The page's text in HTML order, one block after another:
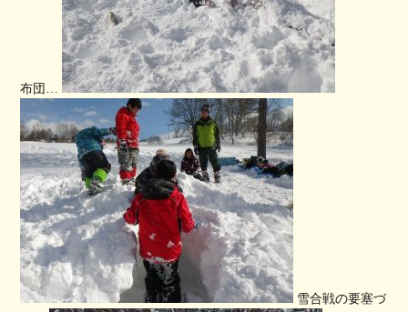
布団…
雪合戦の要塞づ